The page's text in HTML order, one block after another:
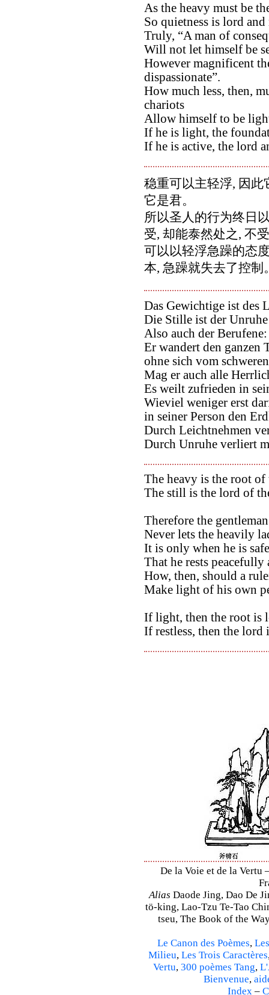
As the heavy must be
So quietness is lord
Truly, “A man of
Will not let himself be
However magnificent
dispassionate”.
How much less, then,
chariots
Allow himself to be
If he is light, the
If he is active, the lord
稳重可以主轻浮, 因此
它是君。
所以圣人的行为终日
受, 却能泰然处之, 不
可以以轻浮急躁的态
本, 急躁就失去了控制
Das Gewichtige ist des
Die Stille ist der
Also auch der Berufene:
Er wandert den ganzen
ohne sich vom
Mag er auch alle
Es weilt zufrieden in
Wieviel weniger erst
in seiner Person den
Durch Leichtnehmen
Durch Unruhe verliert
The heavy is the root
The still is the lord of
Therefore the
Never lets the heavily
It is only when he is
That he rests
How, then, should a
Make light of his own
If light, then the root is
If restless, then the lord
De la Voie et de la Vertu
Alias Daode Jing, Dao De
tö-king, Lao-Tzu Te-Tao
tseu, The Book of the
Le Canon des Poèmes,
Milieu, Les Trois Caractères
Vertu, 300 poèmes Tang,
Bienvenue,
Index–